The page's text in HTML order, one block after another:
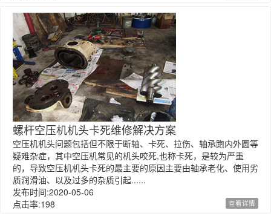
螺杆空压机机头卡死维修解决方案
空压机机头问题包括但不限于断轴、卡死、拉伤、轴承跑内外圆等
疑难杂症，其中空压机常见的机头咬死,也称卡死，是较为严重
的，导致空压机机头卡死的最主要的原因主要由轴承老化、使用劣
质润滑油、以及过多的杂质引起......
发布时间:2020-05-06
点击率:198
查看详情